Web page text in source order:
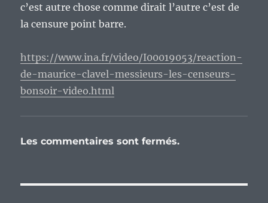
c’est autre chose comme dirait l’autre c’est de
la censure point barre.
https://www.ina.fr/video/I00019053/reaction-
de-maurice-clavel-messieurs-les-censeurs-
bonsoir-video.html
Les commentaires sont fermés.